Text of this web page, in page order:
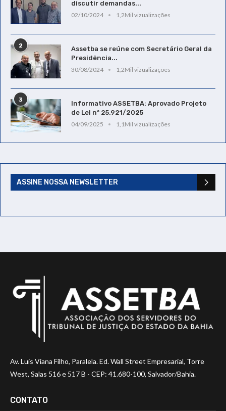
discutir demandas...
02/10/2024
1,2Mil vizualizações
2
Assetba se reúne com Secretário Geral da
Presidência...
30/08/2024
1,2Mil vizualizações
3
Informativo ASSETBA: Aprovado Projeto
de Lei nº 25.921/2025
04/09/2025
1,1Mil vizualizações
ASSINE NOSSA NEWSLETTER
Av. Luis Viana Filho, Paralela. Ed. Wall Street Empresarial, Torre
West, Salas 516 e 517 B - CEP: 41.680-100, Salvador/Bahia.
CONTATO